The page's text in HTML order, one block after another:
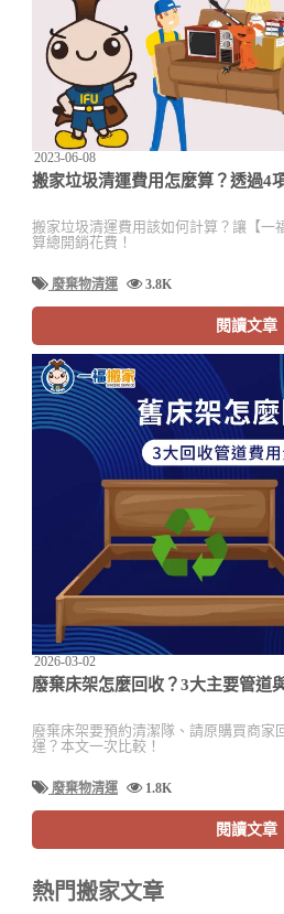
2023-06-08
搬家垃圾清運費用怎麼算？透過4
搬家垃圾清運費用該如何計算？讓【一
算總開銷花費！
廢棄物清運 3.8K
閱讀文章
2026-03-02
廢棄床架怎麼回收？3大主要管道
廢棄床架要預約清潔隊、請原購買商家
運？本文一次比較！
廢棄物清運 1.8K
閱讀文章
熱門搬家文章